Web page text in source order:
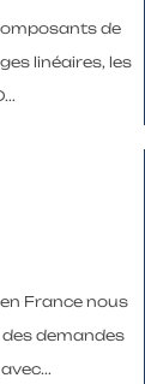
de
linéaires, les
France nous
demandes